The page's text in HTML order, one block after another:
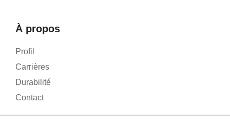
À propos
Profil
Carrières
Durabilité
Contact